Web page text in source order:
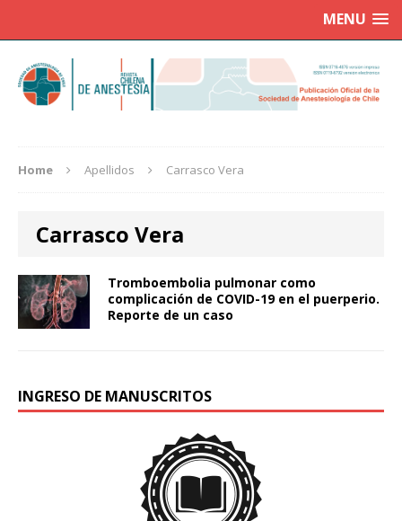
MENU
Home Apellidos Carrasco Vera
Carrasco Vera
Tromboembolia pulmonar como
complicación de COVID-19 en el puerperio.
Reporte de un caso
INGRESO DE MANUSCRITOS